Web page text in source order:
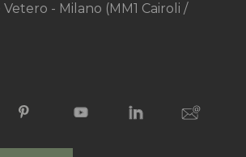
- Milano (MM1 Cairoli /